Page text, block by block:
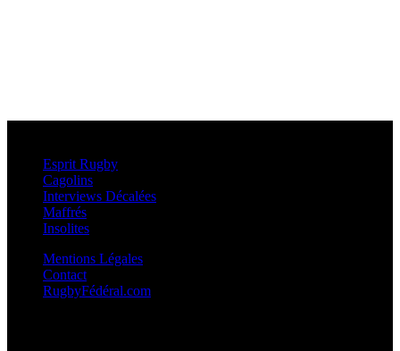
Esprit Rugby
Cagolins
Interviews Décalées
Maffrés
Insolites
Mentions Légales
Contact
RugbyFédéral.com